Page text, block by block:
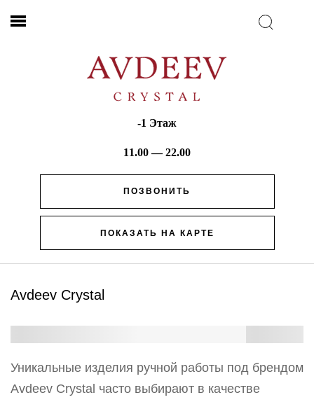
Avdeev Crystal
Уникальные изделия ручной работы под брендом
Avdeev Crystal часто выбирают в качестве
-1 Этаж
11.00 — 22.00
ПОЗВОНИТЬ
ПОКАЗАТЬ НА КАРТЕ